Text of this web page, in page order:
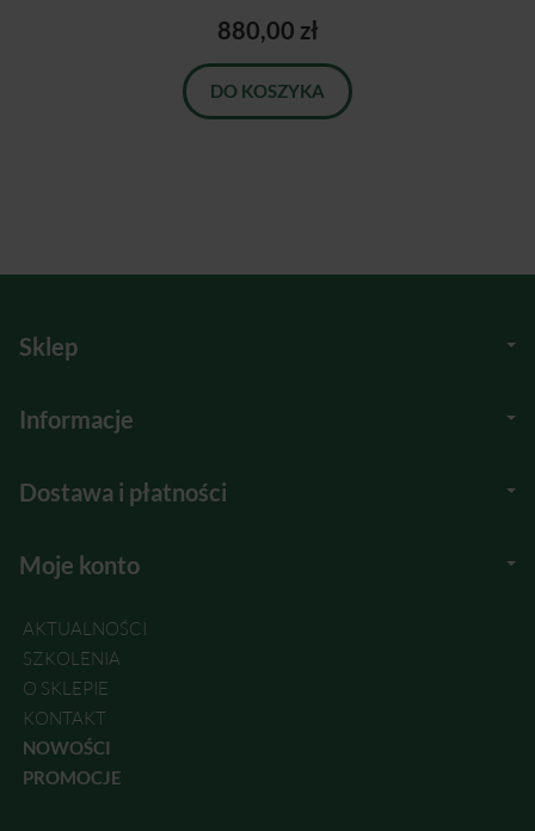
880,00 zł
DO KOSZYKA
Sklep
Informacje
Dostawa i płatności
Moje konto
AKTUALNOŚCI
SZKOLENIA
O SKLEPIE
KONTAKT
NOWOŚCI
PROMOCJE